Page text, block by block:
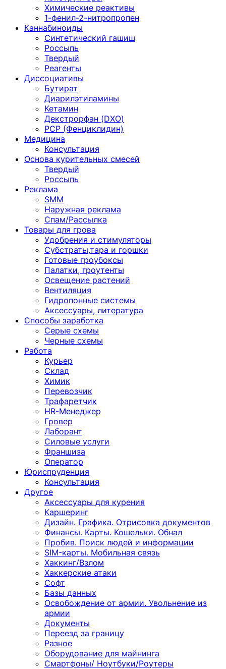
Химические реактивы
1-фенил-2-нитропропен
Каннабиноиды
Синтетический гашиш
Россыпь
Твердый
Реагенты
Диссоциативы
Бутират
Диарилэтиламины
Кетамин
Декстрорфан (DXO)
PCP (Фенциклидин)
Медицина
Консультация
Основа курительных смесей
Твердый
Россыпь
Реклама
SMM
Наружная реклама
Спам/Рассылка
Товары для грова
Удобрения и стимуляторы
Субстраты,тара и горшки
Готовые гроубоксы
Палатки, гроутенты
Освещение растений
Вентиляция
Гидропонные системы
Аксессуары, литература
Способы заработка
Серые схемы
Черные схемы
Работа
Курьер
Склад
Химик
Перевозчик
Трафаретчик
HR-Менеджер
Гровер
Лаборант
Силовые услуги
Франшиза
Оператор
Юриспруденция
Консультация
Другoе
Аксессуары для курения
Каршеринг
Дизайн. Графика. Отрисовка документов
Финансы. Карты. Кошельки. Обнал
Пробив. Поиск людей и информации
SIM-карты. Мобильная связь
Хаккинг/Взлом
Хаккерские атаки
Софт
Базы данных
Освобождение от армии. Увольнение из
армии
Документы
Переезд за границу
Разное
Оборудование для майнинга
Смартфоны/ Ноутбуки/Роутеры